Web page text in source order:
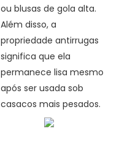
ou blusas de gola alta.
Além disso, a
propriedade antirrugas
significa que ela
permanece lisa mesmo
após ser usada sob
casacos mais pesados.